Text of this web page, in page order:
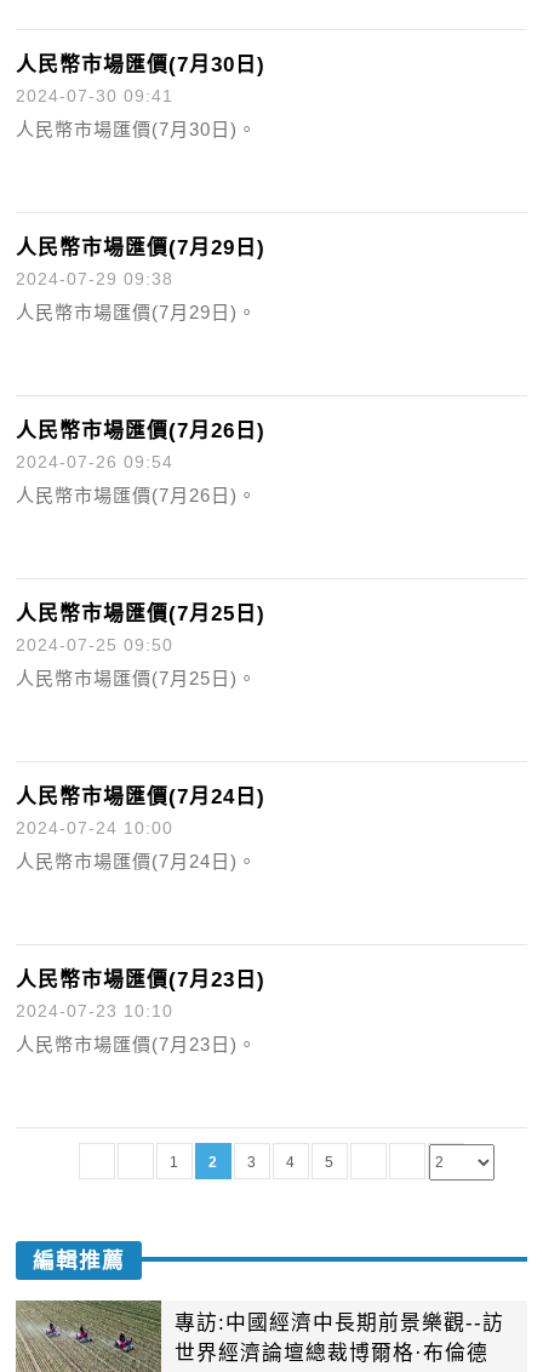
人民幣市場匯價(7月30日)
2024-07-30 09:41
人民幣市場匯價(7月30日)。
人民幣市場匯價(7月29日)
2024-07-29 09:38
人民幣市場匯價(7月29日)。
人民幣市場匯價(7月26日)
2024-07-26 09:54
人民幣市場匯價(7月26日)。
人民幣市場匯價(7月25日)
2024-07-25 09:50
人民幣市場匯價(7月25日)。
人民幣市場匯價(7月24日)
2024-07-24 10:00
人民幣市場匯價(7月24日)。
人民幣市場匯價(7月23日)
2024-07-23 10:10
人民幣市場匯價(7月23日)。
1 2 3 4 5
編輯推薦
專訪:中國經濟中長期前景樂觀--訪
世界經濟論壇總裁博爾格·布倫德